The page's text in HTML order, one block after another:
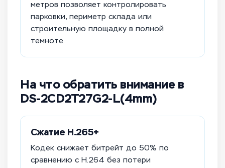
метров позволяет контролировать
парковки, периметр склада или
строительную площадку в полной
темноте.
На что обратить внимание в
DS-2CD2T27G2-L(4mm)
Сжатие H.265+
Кодек снижает битрейт до 50% по
сравнению с H.264 без потери